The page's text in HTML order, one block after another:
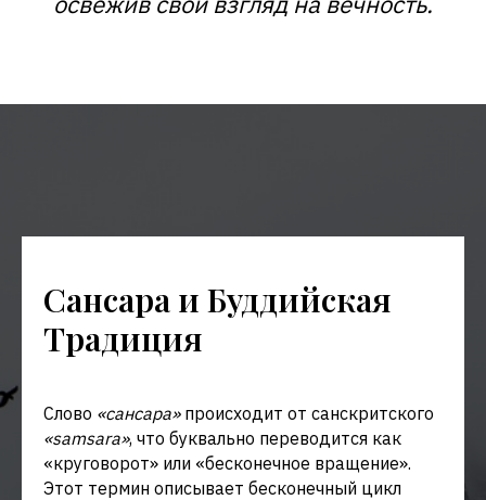
Сансара и Буддийская
Традиция
Слово «сансара»происходит от санскритского
«samsara», что буквально переводится как
«круговорот» или «бесконечное вращение».
Этот термин описывает бесконечный цикл